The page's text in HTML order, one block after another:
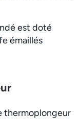
est doté
émaillés
thermoplongeur